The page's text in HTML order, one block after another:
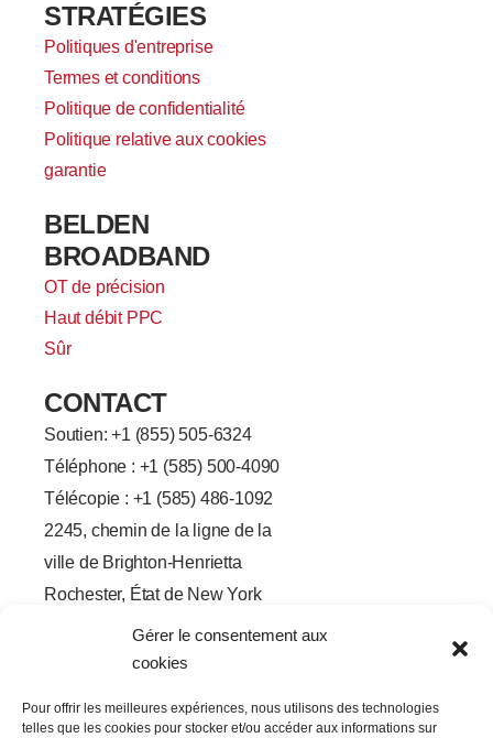
Gérer le consentement aux
cookies
Pour offrir les meilleures expériences, nous utilisons des technologies
telles que les cookies pour stocker et/ou accéder aux informations sur
STRATÉGIES
Politiques d'entreprise
Termes et conditions
Politique de confidentialité
Politique relative aux cookies
garantie
BELDEN
BROADBAND
OT de précision
Haut débit PPC
Sûr
CONTACT
Soutien: +1 (855) 505-6324
Téléphone : +1 (585) 500-4090
Télécopie : +1 (585) 486-1092
2245, chemin de la ligne de la
ville de Brighton-Henrietta
Rochester, État de New York
e
b
o
e
d
w
t
e
t
u
b